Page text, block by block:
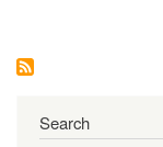
Search